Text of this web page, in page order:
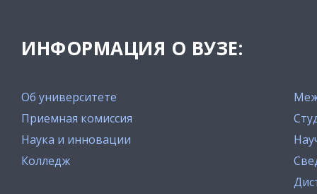
ИНФОРМАЦИЯ О ВУЗЕ:
Об университете
Приемная комиссия
Наука и инновации
Колледж